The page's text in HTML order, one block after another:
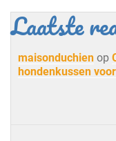
Laatste
maisonduchien op
hondenkussen